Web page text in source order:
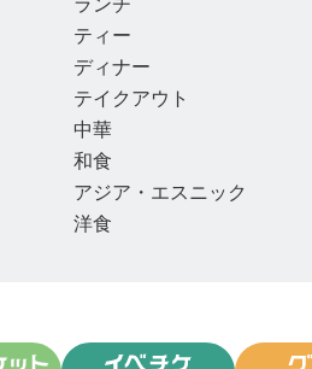
ティー
ディナー
テイクアウト
中華
和食
アジア・エスニック
洋食